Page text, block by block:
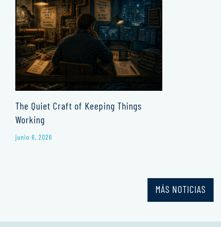
The Quiet Craft of Keeping Things
Working
junio 6, 2026
MÁS NOTICIAS